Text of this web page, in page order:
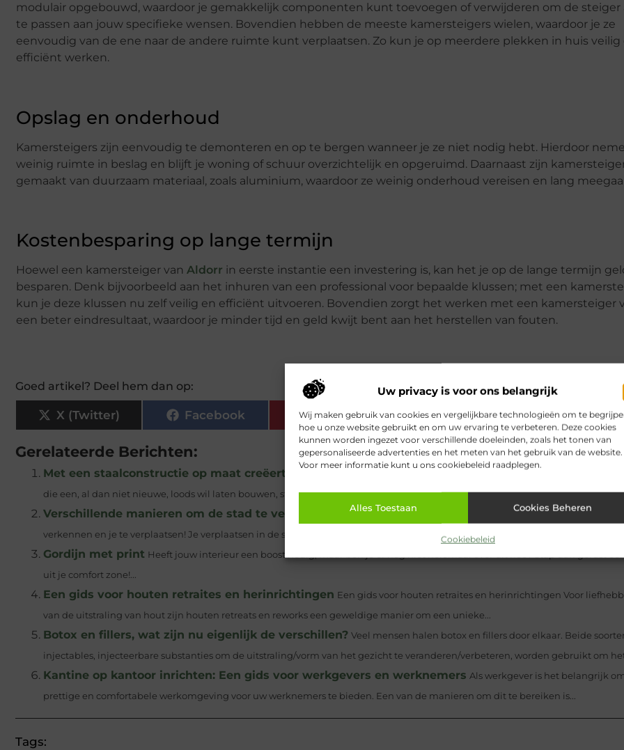
Uw privacy is voor ons belangrijk
Wij maken gebruik van cookies en vergelijkbare technologieën om te
hoe u onze website gebruikt en om uw ervaring te verbeteren. Deze cookies
kunnen worden ingezet voor verschillende doeleinden, zoals het tonen van
gepersonaliseerde advertenties en het meten van het gebruik van de website.
Voor meer informatie kunt u ons cookiebeleid raadplegen.
Alles Toestaan Cookies Beheren
Cookiebeleid
modulair opgebouwd, waardoor je gemakkelijk componenten kunt toevoegen of verwijderen om de steiger
te passen aan jouw specifieke wensen. Bovendien hebben de meeste kamersteigers wielen, waardoor je ze
eenvoudig van de ene naar de andere ruimte kunt verplaatsen. Zo kun je op meerdere plekken in huis veilig
efficiënt werken.
Opslag en onderhoud
Kamersteigers zijn eenvoudig te demonteren en op te bergen wanneer je ze niet nodig hebt. Hierdoor
weinig ruimte in beslag en blijft je woning of schuur overzichtelijk en opgeruimd. Daarnaast zijn
gemaakt van duurzaam materiaal, zoals aluminium, waardoor ze weinig onderhoud vereisen en lang
Kostenbesparing op lange termijn
Hoewel een kamersteiger van Aldorr in eerste instantie een investering is, kan het je op de lange termijn
besparen. Denk bijvoorbeeld aan het inhuren van een professional voor bepaalde klussen; met een
kun je deze klussen nu zelf veilig en efficiënt uitvoeren. Bovendien zorgt het werken met een kamersteiger
een beter eindresultaat, waardoor je minder tijd en geld kwijt bent aan het herstellen van fouten.
Goed artikel? Deel hem dan op:
X (Twitter) Facebook Pinterest LinkedIn Email
Gerelateerde Berichten:
Met een staalconstructie op maat creëert u een loods met een onderhoudsarm karakter
die een, al dan niet nieuwe, loods wil laten bouwen, staat aan de vooravond van een flinke investering. Gezien het feit dat u...
Verschillende manieren om de stad te verkennen en je te verplaatsen!
Verschillende manieren om de stad
verkennen en je te verplaatsen! Je verplaatsen in de stad kan een uitdaging zijn, vooral als je geen auto...
Gordijn met print Heeft jouw interieur een boost nodig, maar ben je er nog niet helemaal over uit hoe? Stap dan gerust
uit je comfort zone!...
Een gids voor houten retraites en herinrichtingen Een gids voor houten retraites en herinrichtingen Voor
van de uitstraling van hout zijn houten retreats en reworks een geweldige manier om een unieke...
Botox en fillers, wat zijn nu eigenlijk de verschillen? Veel mensen halen botox en fillers door elkaar. Beide
injectables, injecteerbare substanties om de uitstraling/vorm van het gezicht te veranderen/verbeteren, worden gebruikt om
Kantine op kantoor inrichten: Een gids voor werkgevers en werknemers Als werkgever is het belangrijk
prettige en comfortabele werkomgeving voor uw werknemers te bieden. Een van de manieren om dit te bereiken is...
Tags: